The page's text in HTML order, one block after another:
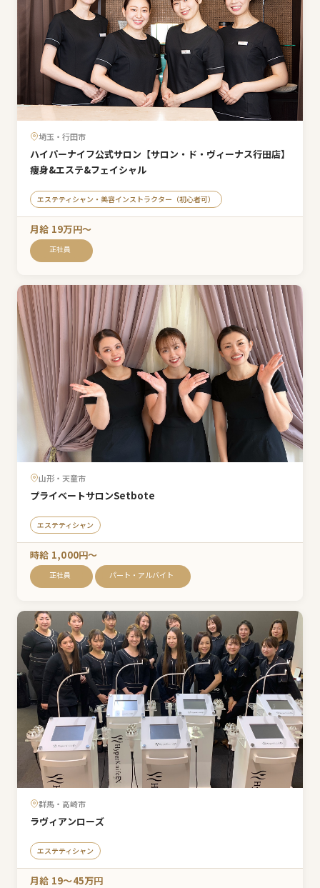
埼玉・行田市
ハイパーナイフ公式サロン【サロン・ド・ヴィーナス行田店】
痩身&エステ&フェイシャル
エステティシャン・美容インストラクター（初心者可）
月給 19万円〜
正社員
山形・天童市
プライベートサロンSetbote
エステティシャン
時給 1,000円〜
正社員 パート・アルバイト
群馬・高崎市
ラヴィアンローズ
エステティシャン
月給 19〜45万円